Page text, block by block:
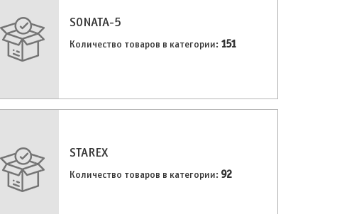
SONATA-5
Количество товаров в категории: 151
STAREX
Количество товаров в категории: 92